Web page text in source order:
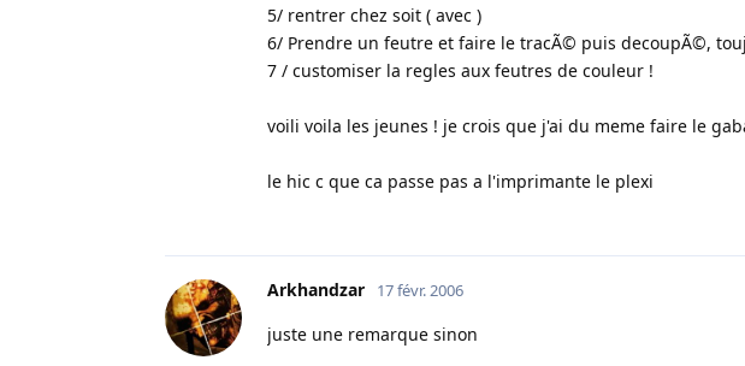
5/ rentrer chez soit ( avec )
6/ Prendre un feutre et faire le tracÃ© puis decoupÃ©,
7 / customiser la regles aux feutres de couleur !
voili voila les jeunes ! je crois que j'ai du meme faire le
le hic c que ca passe pas a l'imprimante le plexi
Arkhandzar 17 févr. 2006
juste une remarque sinon